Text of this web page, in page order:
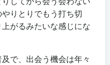
りとりでもう打ち切
がるみたいな感じにな
で、出会う機会は年々